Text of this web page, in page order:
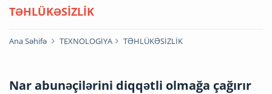
TƏHLÜKƏSİZLİK
Ana Səhifə TEXNOLOGİYA TƏHLÜKƏSİZLİK
Nar abunəçilərini diqqətli olmağa çağırır